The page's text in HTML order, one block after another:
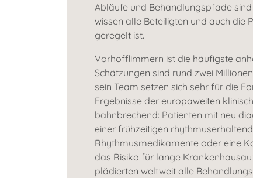
Abläufe und Behandlungspfade
wissen alle Beteiligten und auch die
geregelt ist.
Vorhofflimmern ist die häufigste
Schätzungen sind rund zwei
sein Team setzen sich sehr für die
Ergebnisse der europaweiten
bahnbrechend: Patienten mit neu
einer frühzeitigen
Rhythmusmedikamente oder eine
das Risiko für lange
plädierten weltweit alle